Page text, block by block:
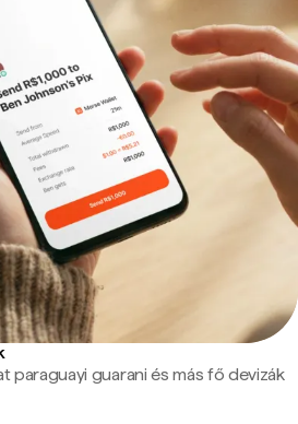
paraguayi guarani és más fő devizák